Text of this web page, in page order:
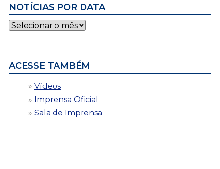
NOTÍCIAS POR DATA
Notícias
por
ACESSE TAMBÉM
Vídeos
Imprensa Oficial
Sala de Imprensa